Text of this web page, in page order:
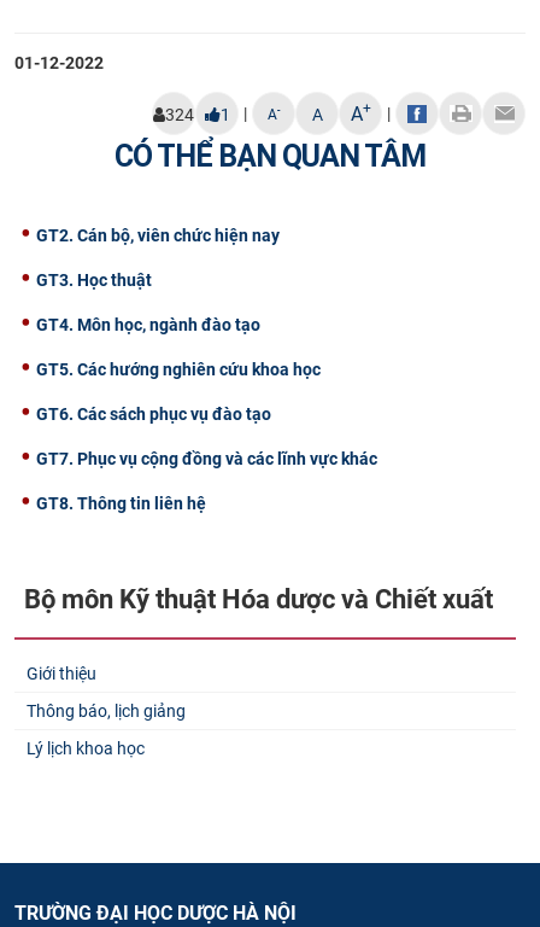
01-12-2022
324 1 | A- A A+ |
CÓ THỂ BẠN QUAN TÂM
GT2. Cán bộ, viên chức hiện nay
GT3. Học thuật
GT4. Môn học, ngành đào tạo
GT5. Các hướng nghiên cứu khoa học
GT6. Các sách phục vụ đào tạo
GT7. Phục vụ cộng đồng và các lĩnh vực khác
GT8. Thông tin liên hệ
Bộ môn Kỹ thuật Hóa dược và Chiết xuất​
Giới thiệu
Thông báo, lịch giảng
Lý lịch khoa học
TRƯỜNG ĐẠI HỌC DƯỢC HÀ NỘI